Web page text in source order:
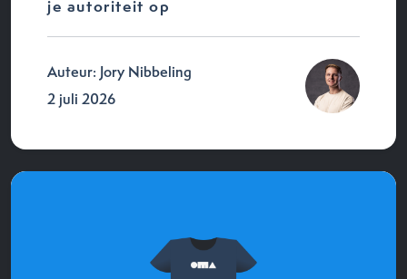
je autoriteit op
Auteur: Jory Nibbeling
2 juli 2026